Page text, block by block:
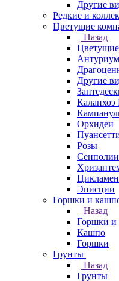
Другие
Редкие и
Цветущие
Назад
Цветущие
Другие
Каланхоэ
Орхидеи
Розы
Эписции
Горшки и
Назад
Горшки и
Кашпо
Горшки
Грунты
Назад
Грунты